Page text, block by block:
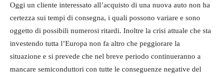
Oggi un cliente interessato all’acquisto di una nuova auto non ha
certezza sui tempi di consegna, i quali possono variare e sono
oggetto di possibili numerosi ritardi. Inoltre la crisi attuale che sta
investendo tutta l’Europa non fa altro che peggiorare la
situazione e si prevede che nel breve periodo continueranno a
mancare semiconduttori con tutte le conseguenze negative del